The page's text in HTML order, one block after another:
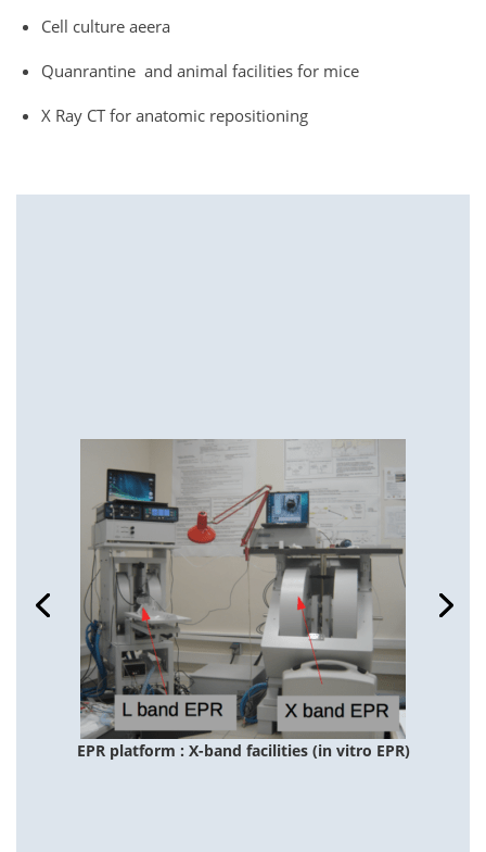
Cell culture aeera
Quanrantine and animal facilities for mice
X Ray CT for anatomic repositioning
EPR platform : X-band facilities (in vitro EPR)